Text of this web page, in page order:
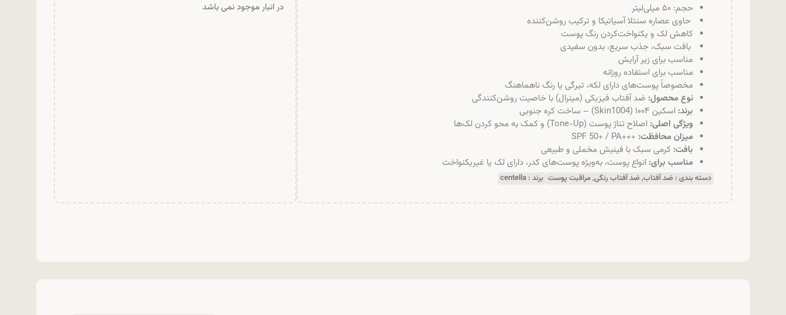
حجم: ۵۰ میلی‌لیتر
حاوی عصاره سنتلا آسیاتیکا و ترکیب روشن‌کننده
کاهش لک و یکنواخت‌کردن رنگ پوست
بافت سبک، جذب سریع، بدون سفیدی
مناسب برای زیر آرایش
مناسب برای استفاده روزانه
مخصوصاً پوست‌های دارای لکه، تیرگی یا رنگ ناهماهنگ
نوع محصول: ضد آفتاب فیزیکی (مینرال) با خاصیت روشن‌کنندگی
برند: اسکین ۱۰۰۴ (Skin1004) – ساخت کره جنوبی
ویژگی اصلی: اصلاح تناژ پوست (Tone-Up) و کمک به محو کردن لک‌ها
میزان محافظت: +++SPF 50+ / PA
بافت: کرمی سبک با فینیش مخملی و طبیعی
مناسب برای: انواع پوست، به‌ویژه پوست‌های کدر، دارای لک یا غیریکنواخت
دسته بندی : ضد آفتاب,ضد آفتاب رنگی,مراقبت پوست برند : centella
در انبار موجود نمی باشد